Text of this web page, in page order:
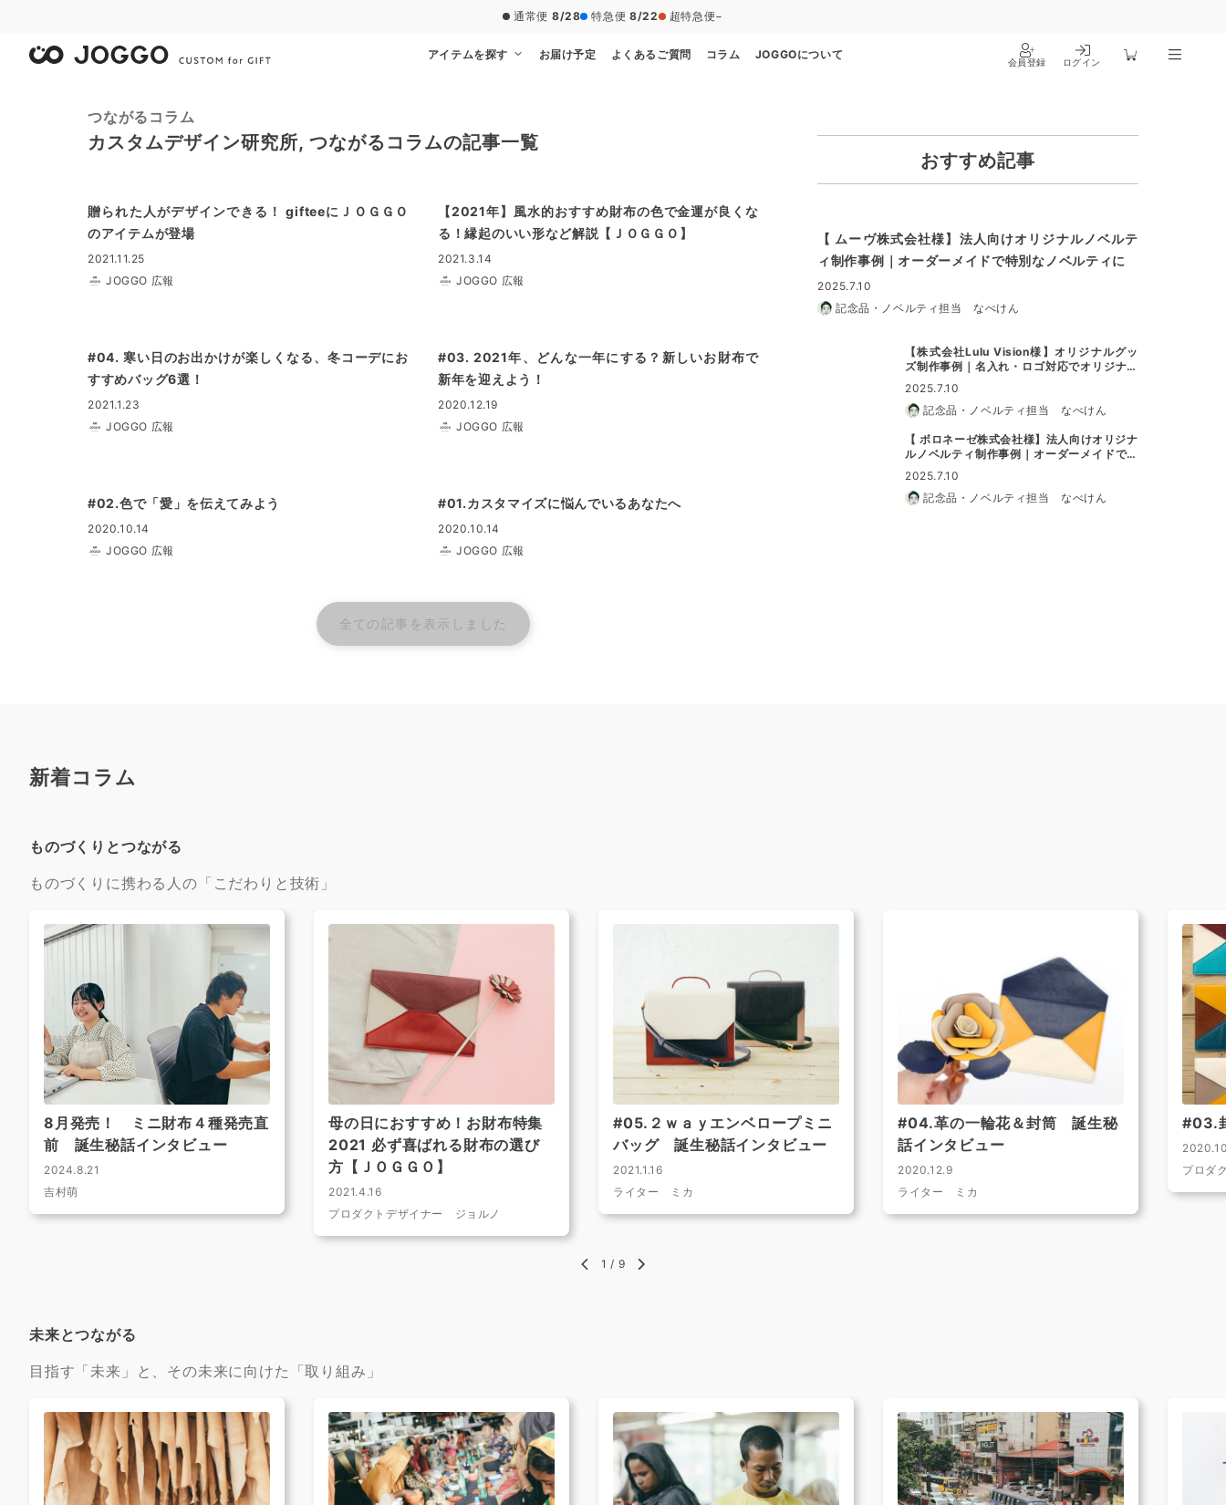
通常便 8/28 特急便 8/22 超特急便−
アイテムを探す お届け予定 よくあるご質問 コラム JOGGOについて
会員登録 ログイン
つながるコラム
カスタムデザイン研究所, つながるコラムの記事一覧
贈られた人がデザインできる！ gifteeにＪＯＧＧＯ
のアイテムが登場
2021.11.25
JOGGO 広報
【2021年】風水的おすすめ財布の色で金運が良くな
る！縁起のいい形など解説【ＪＯＧＧＯ】
2021.3.14
JOGGO 広報
#04. 寒い日のお出かけが楽しくなる、冬コーデにお
すすめバッグ6選！
2021.1.23
JOGGO 広報
#03. 2021年、どんな一年にする？新しいお財布で
新年を迎えよう！
2020.12.19
JOGGO 広報
#02.色で「愛」を伝えてみよう
2020.10.14
JOGGO 広報
#01.カスタマイズに悩んでいるあなたへ
2020.10.14
JOGGO 広報
全ての記事を表示しました
おすすめ記事
【 ムーヴ株式会社様】法人向けオリジナルノベルテ
ィ制作事例｜オーダーメイドで特別なノベルティに
2025.7.10
記念品・ノベルティ担当 なべけん
【株式会社Lulu Vision様】オリジナルグッ
ズ制作事例｜名入れ・ロゴ対応でオリジナル
グッズに最適
2025.7.10
記念品・ノベルティ担当 なべけん
【 ボロネーゼ株式会社様】法人向けオリジナ
ルノベルティ制作事例｜オーダーメイドで特
別なノベルティに
2025.7.10
記念品・ノベルティ担当 なべけん
新着コラム
ものづくりとつながる
ものづくりに携わる人の「こだわりと技術」
8月発売！ ミニ財布４種発売直
前 誕生秘話インタビュー
2024.8.21
吉村萌
母の日におすすめ！お財布特集
2021 必ず喜ばれる財布の選び
方【ＪＯＧＧＯ】
2021.4.16
プロダクトデザイナー ジョルノ
#05.２ｗａｙエンベロープミニ
バッグ 誕生秘話インタビュー
2021.1.16
ライター ミカ
#04.革の一輪花＆封筒 誕生秘
話インタビュー
2020.12.9
ライター ミカ
#03.
プロダ
1 / 9
未来とつながる
目指す「未来」と、その未来に向けた「取り組み」